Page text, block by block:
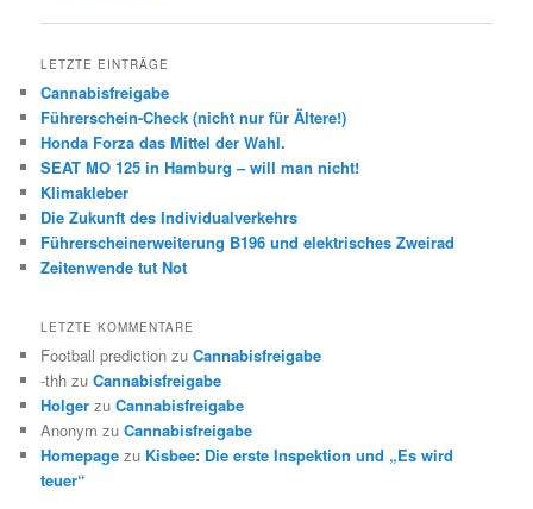
LETZTE EINTRÄGE
Cannabisfreigabe
Führerschein-Check (nicht nur für Ältere!)
Honda Forza das Mittel der Wahl.
SEAT MO 125 in Hamburg – will man nicht!
Klimakleber
Die Zukunft des Individualverkehrs
Führerscheinerweiterung B196 und elektrisches Zweirad
Zeitenwende tut Not
LETZTE KOMMENTARE
Football prediction zuCannabisfreigabe
-thh zuCannabisfreigabe
Holger zuCannabisfreigabe
Anonym zuCannabisfreigabe
Homepage zu Kisbee: Die erste Inspektion und „Es wird
teuer“